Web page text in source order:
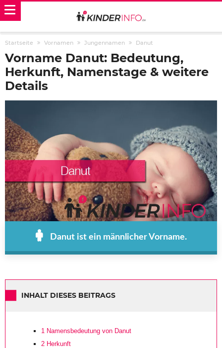
Startseite Vornamen Jungennamen Danut
Vorname Danut: Bedeutung,
Herkunft, Namenstage & weitere
Details
Danut ist ein männlicher Vorname.
INHALT DIESES BEITRAGS
1 Namensbedeutung von Danut
2 Herkunft